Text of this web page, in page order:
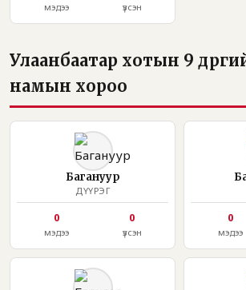
мэдээ үзсэн
Улаанбаатар хотын 9
намын хороо
Багануур
ДҮҮРЭГ
0
мэдээ
0
үзсэн
0
мэдээ